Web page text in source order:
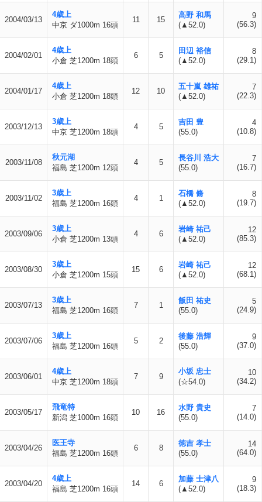
2004/03/13
4歳上
中京 ダ1000m 16頭
11 15
高野 和馬
(▲52.0)
9
(56.3)
2004/02/01
4歳上
小倉 芝1200m 18頭
6 5
田辺 裕信
(▲52.0)
8
(29.1)
2004/01/17
4歳上
小倉 芝1200m 18頭
12 10
五十嵐 雄祐
(▲52.0)
7
(22.3)
2003/12/13
3歳上
中京 芝1200m 18頭
4 5
吉田 豊
(55.0)
4
(10.8)
2003/11/08
秋元湖
福島 芝1200m 12頭
4 5
長谷川 浩大
(55.0)
7
(16.7)
2003/11/02
3歳上
福島 芝1200m 16頭
4 1
石橋 脩
(▲52.0)
8
(19.7)
2003/09/06
3歳上
小倉 芝1200m 13頭
4 6
岩崎 祐己
(▲52.0)
12
(85.3)
2003/08/30
3歳上
小倉 芝1200m 15頭
15 6
岩崎 祐己
(▲52.0)
12
(68.1)
2003/07/13
3歳上
福島 芝1200m 16頭
7 1
飯田 祐史
(55.0)
5
(24.9)
2003/07/06
3歳上
福島 芝1200m 16頭
5 2
後藤 浩輝
(55.0)
9
(37.0)
2003/06/01
4歳上
中京 芝1200m 18頭
7 9
小坂 忠士
(☆54.0)
10
(34.2)
2003/05/17
飛竜特
新潟 芝1000m 16頭
10 16
水野 貴史
(55.0)
7
(14.0)
2003/04/26
医王寺
福島 芝1200m 16頭
6 8
徳吉 孝士
(55.0)
14
(64.0)
2003/04/20
4歳上
福島 芝1200m 16頭
14 6
加藤 士津八
(▲52.0)
9
(18.3)